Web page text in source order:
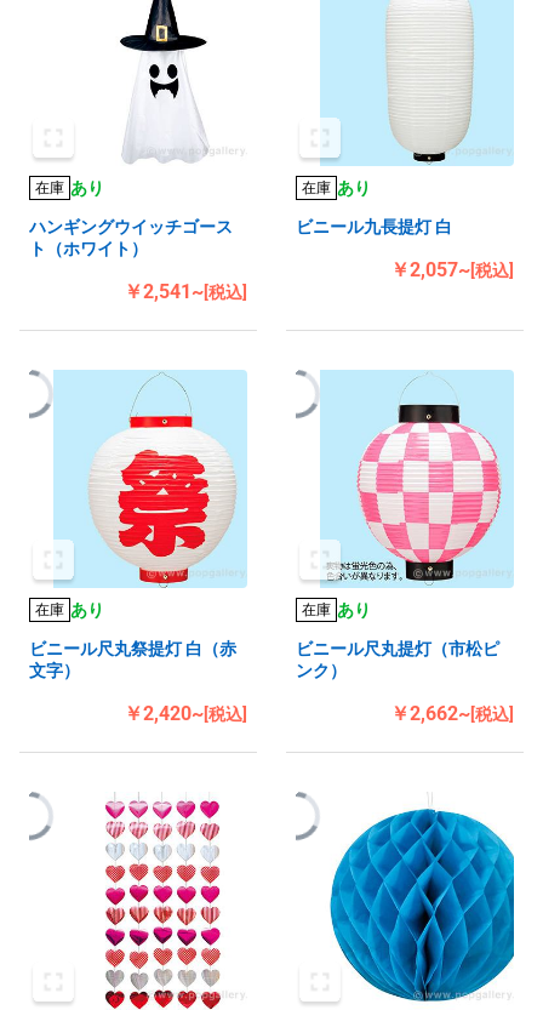
在庫 あり
ハンギングウイッチゴース
ト（ホワイト）
￥2,541~[税込]
在庫 あり
ビニール九長提灯 白
￥2,057~[税込]
在庫 あり
ビニール尺丸祭提灯 白（赤
文字）
￥2,420~[税込]
在庫 あり
ビニール尺丸提灯（市松ピ
ンク）
￥2,662~[税込]